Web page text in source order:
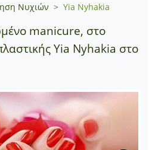
Νυχιών Yia Nyhakia
manicure, στο
Yia Nyhakia στο